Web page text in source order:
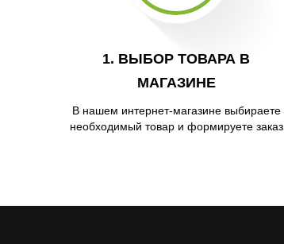
1. ВЫБОР ТОВАРА В
МАГАЗИНЕ
В нашем интернет-магазине выбираете
необходимый товар и формируете заказ